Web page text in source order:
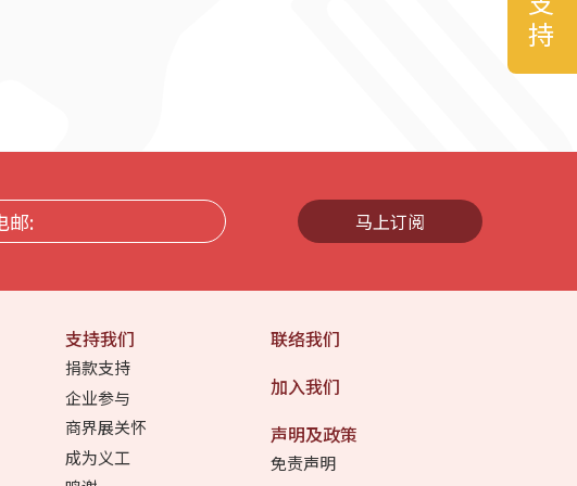
马上订阅
支持我们
捐款支持
企业参与
商界展关怀
成为义工
联络我们
加入我们
声明及政策
免责声明